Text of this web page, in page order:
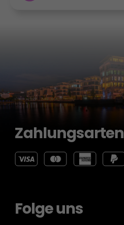
Zahlungsarten
Folge uns